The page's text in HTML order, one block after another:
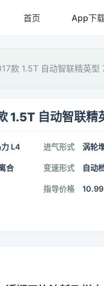
首页 App下
款 1.5T 自动智联精英型
1.5T 自动智联精
L4 进气形式 涡轮
合 变速形式 自动
指导价格 10.99